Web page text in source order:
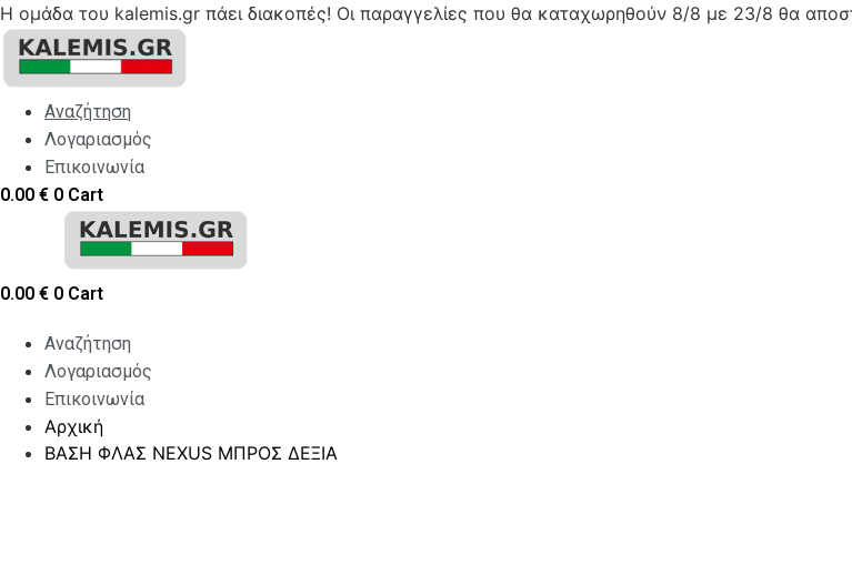
Η ομάδα του kalemis.gr πάει διακοπές! Οι παραγγελίες που θα καταχωρηθούν 8/8 με 23/8 θα
Skip
content
Αναζήτηση
Λογαριασμός
Επικοινωνία
0.00 € 0 Cart
0.00 € 0 Cart
Αναζήτηση
Λογαριασμός
Επικοινωνία
Αρχική
ΒΑΣΗ ΦΛΑΣ NEXUS ΜΠΡΟΣ ΔΕΞΙΑ